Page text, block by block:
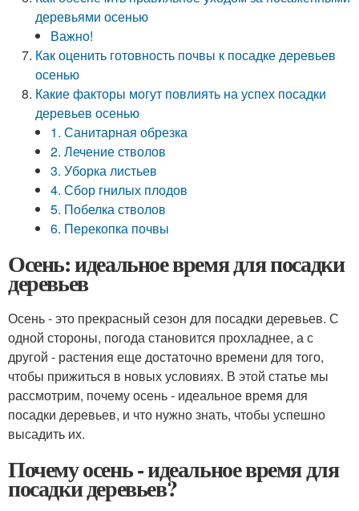
деревьями осенью
Важно!
Как оценить готовность почвы к посадке деревьев
осенью
Какие факторы могут повлиять на успех посадки
деревьев осенью
1. Санитарная обрезка
2. Лечение стволов
3. Уборка листьев
4. Сбор гнилых плодов
5. Побелка стволов
6. Перекопка почвы
Осень: идеальное время для посадки
деревьев
Осень - это прекрасный сезон для посадки деревьев. С
одной стороны, погода становится прохладнее, а с
другой - растения еще достаточно времени для того,
чтобы прижиться в новых условиях. В этой статье мы
рассмотрим, почему осень - идеальное время для
посадки деревьев, и что нужно знать, чтобы успешно
высадить их.
Почему осень - идеальное время для
посадки деревьев?